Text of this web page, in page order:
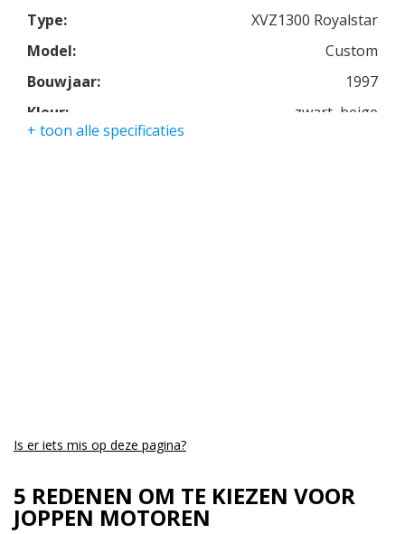
Type:
XVZ1300 Royalstar
Model:
Custom
Bouwjaar:
1997
Kleur:
zwart, beige
+ toon alle specificaties
Is er iets mis op deze pagina?
5 REDENEN OM TE KIEZEN VOOR
JOPPEN MOTOREN